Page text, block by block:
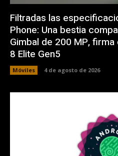
Filtradas las
Phone: Una bestia
Gimbal de 200 MP, firma
8 Elite Gen5
Móviles 4 de agosto de 2026